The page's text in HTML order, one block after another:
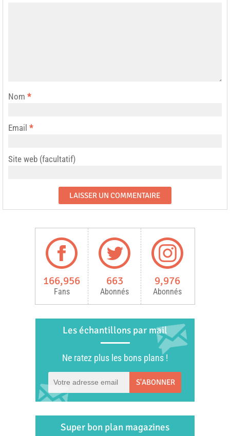
Nom *
Email *
Site web (facultatif)
166,956
Fans
663
Abonnés
9,976
Abonnés
Les échantillons par mail
Ne ratez plus les bons plans !
S'ABONNER
Super bon plan magazines